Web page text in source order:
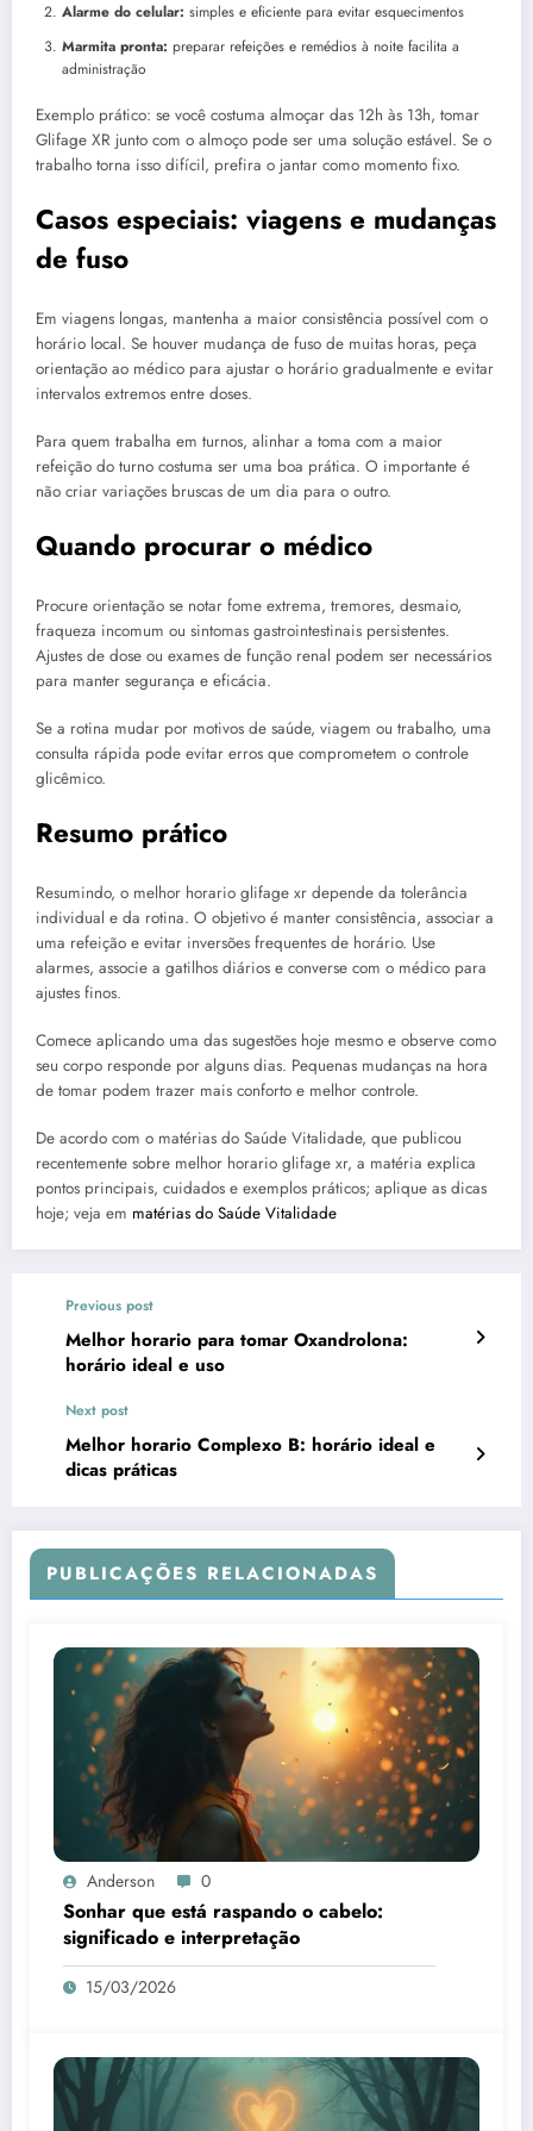
Alarme do celular: simples e eficiente para evitar esquecimentos
Marmita pronta: preparar refeições e remédios à noite facilita a
administração
Exemplo prático: se você costuma almoçar das 12h às 13h, tomar
Glifage XR junto com o almoço pode ser uma solução estável. Se o
trabalho torna isso difícil, prefira o jantar como momento fixo.
Casos especiais: viagens e mudanças
de fuso
Em viagens longas, mantenha a maior consistência possível com o
horário local. Se houver mudança de fuso de muitas horas, peça
orientação ao médico para ajustar o horário gradualmente e evitar
intervalos extremos entre doses.
Para quem trabalha em turnos, alinhar a toma com a maior
refeição do turno costuma ser uma boa prática. O importante é
não criar variações bruscas de um dia para o outro.
Quando procurar o médico
Procure orientação se notar fome extrema, tremores, desmaio,
fraqueza incomum ou sintomas gastrointestinais persistentes.
Ajustes de dose ou exames de função renal podem ser necessários
para manter segurança e eficácia.
Se a rotina mudar por motivos de saúde, viagem ou trabalho, uma
consulta rápida pode evitar erros que comprometem o controle
glicêmico.
Resumo prático
Resumindo, o melhor horario glifage xr depende da tolerância
individual e da rotina. O objetivo é manter consistência, associar a
uma refeição e evitar inversões frequentes de horário. Use
alarmes, associe a gatilhos diários e converse com o médico para
ajustes finos.
Comece aplicando uma das sugestões hoje mesmo e observe como
seu corpo responde por alguns dias. Pequenas mudanças na hora
de tomar podem trazer mais conforto e melhor controle.
De acordo com o matérias do Saúde Vitalidade, que publicou
recentemente sobre melhor horario glifage xr, a matéria explica
pontos principais, cuidados e exemplos práticos; aplique as dicas
hoje; veja em matérias do Saúde Vitalidade
Previous post
Melhor horario para tomar Oxandrolona:
horário ideal e uso
Next post
Melhor horario Complexo B: horário ideal e
dicas práticas
PUBLICAÇÕES RELACIONADAS
Anderson 0
Sonhar que está raspando o cabelo:
significado e interpretação
15/03/2026